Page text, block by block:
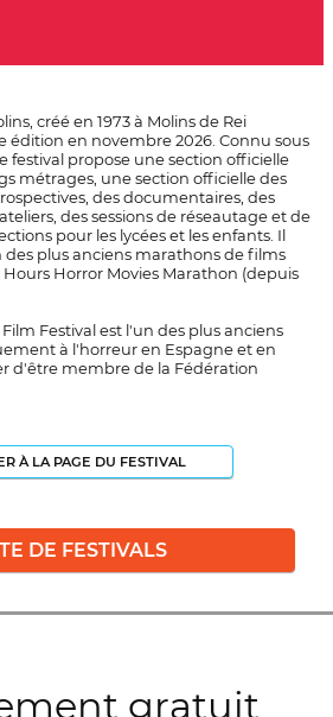
créé en 1973 à Molins de Rei
édition en novembre 2026. Connu sous
festival propose une section officielle
métrages, une section officielle des
des documentaires, des
des sessions de réseautage et de
pour les lycées et les enfants. Il
plus anciens marathons de films
Horror Movies Marathon (depuis
Festival est l'un des plus anciens
à l'horreur en Espagne et en
d'être membre de la Fédération
À LA PAGE DU FESTIVAL
DE FESTIVALS
gratuit